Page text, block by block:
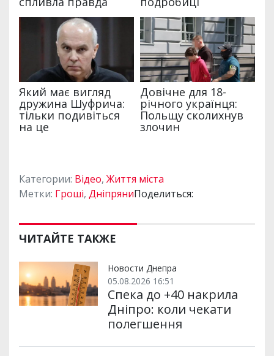
Категории: Відео, Життя міста
Метки: Гроші, ДніпряниПоделиться:
ЧИТАЙТЕ ТАКЖЕ
Новости Днепра
05.08.2026 16:51
Спека до +40 накрила
Дніпро: коли чекати
полегшення